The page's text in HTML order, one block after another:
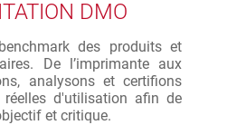
DMO
des produits et
De l’imprimante aux
analysons et certifions
d'utilisation afin de
et critique.